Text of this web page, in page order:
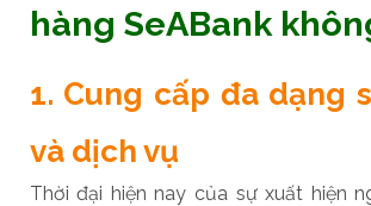
hàng SeABank
1. Cung cấp đa dạng
và dịch vụ
Thời đại hiện nay của sự xuất hiện